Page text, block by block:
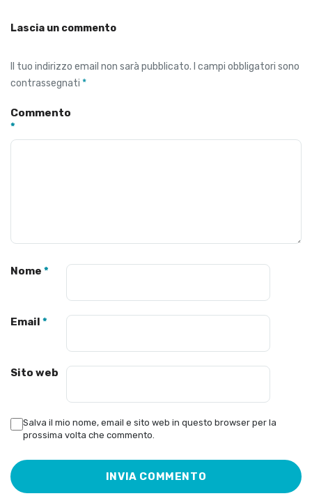
Lascia un commento
Il tuo indirizzo email non sarà pubblicato. I campi obbligatori sono
contrassegnati *
Commento
*
Nome *
Email *
Sito web
Salva il mio nome, email e sito web in questo browser per la
prossima volta che commento.